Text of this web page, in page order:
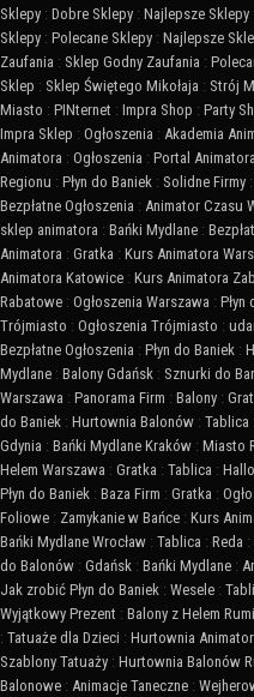
Sklepy : Dobre Sklepy : Najlepsze Sklepy
Sklepy : Polecane Sklepy : Najlepsze
Zaufania : Sklep Godny Zaufania :
Sklep : Sklep Świętego Mikołaja : Strój
Miasto : PINternet : Impra Shop : Party
Impra Sklep : Ogłoszenia : Akademia
Animatora : Ogłoszenia : Portal Animatora
Regionu : Płyn do Baniek : Solidne Firmy :
Bezpłatne Ogłoszenia : Animator Czasu
sklep animatora : Bańki Mydlane :
Animatora : Gratka : Kurs Animatora
Animatora Katowice : Kurs Animatora
Rabatowe : Ogłoszenia Warszawa : Płyn
Trójmiasto : Ogłoszenia Trójmiasto :
Bezpłatne Ogłoszenia : Płyn do Baniek :
Mydlane : Balony Gdańsk : Sznurki do
Warszawa : Panorama Firm : Balony :
do Baniek : Hurtownia Balonów : Tablica
Gdynia : Bańki Mydlane Kraków : Miasto
Helem Warszawa : Gratka : Tablica :
Płyn do Baniek : Baza Firm : Gratka :
Foliowe : Zamykanie w Bańce : Kurs
Bańki Mydlane Wrocław : Tablica : Reda :
do Balonów : Gdańsk : Bańki Mydlane :
Jak zrobić Płyn do Baniek : Wesele :
Wyjątkowy Prezent : Balony z Helem
: Tatuaże dla Dzieci : Hurtownia
Szablony Tatuaży : Hurtownia Balonów
Balonowe : Animacje Taneczne :